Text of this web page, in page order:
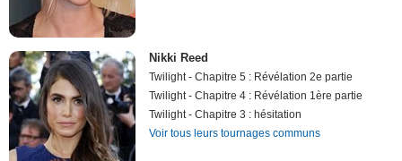
Nikki Reed
Twilight - Chapitre 5 : Révélation 2e partie
Twilight - Chapitre 4 : Révélation 1ère partie
Twilight - Chapitre 3 : hésitation
Voir tous leurs tournages communs